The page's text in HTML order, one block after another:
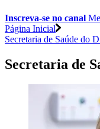
Inscreva-se no canal
Página Inicial
Secretaria de Saúde do
Secretaria de